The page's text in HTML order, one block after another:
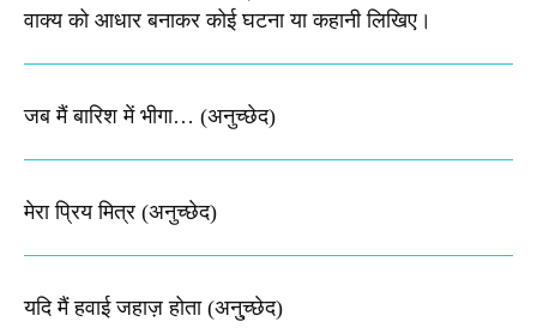
वाक्य को आधार बनाकर कोई घटना या कहानी लिखिए।
जब मैं बारिश में भीगा… (अनुच्छेद)
मेरा प्रिय मित्र (अनुच्छेद)
यदि मैं हवाई जहाज़ होता (अनु्च्छेद)